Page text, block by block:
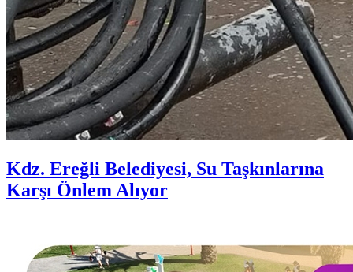
Kdz. Ereğli Belediyesi, Su Taşkınlarına
Karşı Önlem Alıyor